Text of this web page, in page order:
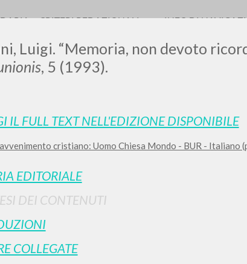
Luigi. “Memoria, non devoto
, 5 (1993).
IL FULL TEXT NELL'EDIZIONE DISPONIBILE
cristiano: Uomo Chiesa Mondo - BUR - Italiano
EDITORIALE
DEI CONTENUTI
COLLEGATE
CRITERI REDAZIONALI INFO DI
Vuoi risultati ancora più precisi? Utilizza laRICERCA
0
Visualizza dettagli per tipologia
LINGUA